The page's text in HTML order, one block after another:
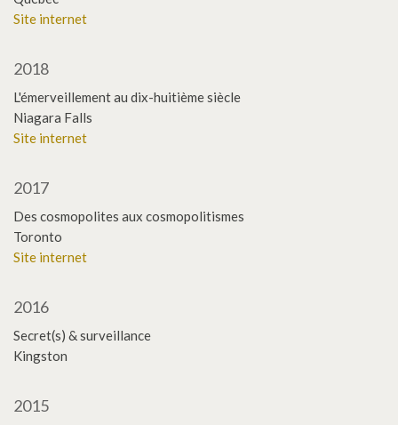
Site internet
2018
L'émerveillement au dix-huitième siècle
Niagara Falls
Site internet
2017
Des cosmopolites aux cosmopolitismes
Toronto
Site internet
2016
Secret(s) & surveillance
Kingston
2015